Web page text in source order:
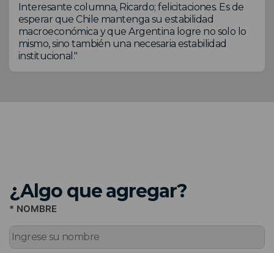
Interesante columna, Ricardo; felicitaciones. Es de
esperar que Chile mantenga su estabilidad
macroeconómica y que Argentina logre no solo lo
mismo, sino también una necesaria estabilidad
institucional."
¿Algo que agregar?
* NOMBRE